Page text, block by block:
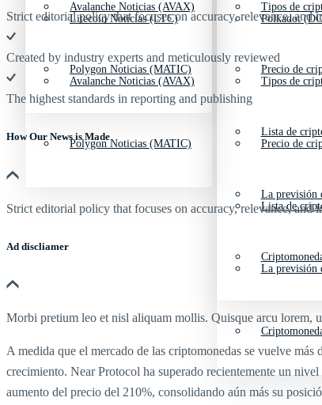
Avalanche Noticias (AVAX)
Polygon Noticias (MATIC)
Tipos de
Precio de
Lista de
La previsión
Litecoin Noticias (LTC)
Avalanche Noticias (AVAX)
Polygon Noticias (MATIC)
Polkadot
Tipos de
Precio de
Lista de
La previsión
Strict editorial policy that focuses on accuracy, relevance, and
Created by industry experts and meticulously reviewed
The highest standards in reporting and publishing
How Our News is Made
Strict editorial policy that focuses on accuracy, relevance, and
Ad discliamer
Morbi pretium leo et nisl aliquam mollis. Quisque arcu lorem,
A medida que el mercado de las criptomonedas se vuelve
crecimiento. Near Protocol ha superado recientemente un
aumento del precio del 210%, consolidando aún más su